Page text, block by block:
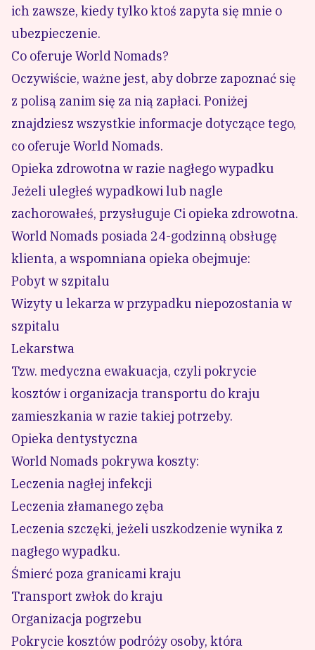
ich zawsze, kiedy tylko ktoś zapyta się mnie o
ubezpieczenie.
Co oferuje World Nomads?
Oczywiście, ważne jest, aby dobrze zapoznać się
z polisą zanim się za nią zapłaci. Poniżej
znajdziesz wszystkie informacje dotyczące tego,
co oferuje World Nomads.
Opieka zdrowotna w razie nagłego wypadku
Jeżeli uległeś wypadkowi lub nagle
zachorowałeś, przysługuje Ci opieka zdrowotna.
World Nomads posiada 24-godzinną obsługę
klienta, a wspomniana opieka obejmuje:
Pobyt w szpitalu
Wizyty u lekarza w przypadku niepozostania w
szpitalu
Lekarstwa
Tzw. medyczna ewakuacja, czyli pokrycie
kosztów i organizacja transportu do kraju
zamieszkania w razie takiej potrzeby.
Opieka dentystyczna
World Nomads pokrywa koszty:
Leczenia nagłej infekcji
Leczenia złamanego zęba
Leczenia szczęki, jeżeli uszkodzenie wynika z
nagłego wypadku.
Śmierć poza granicami kraju
Transport zwłok do kraju
Organizacja pogrzebu
Pokrycie kosztów podróży osoby, która